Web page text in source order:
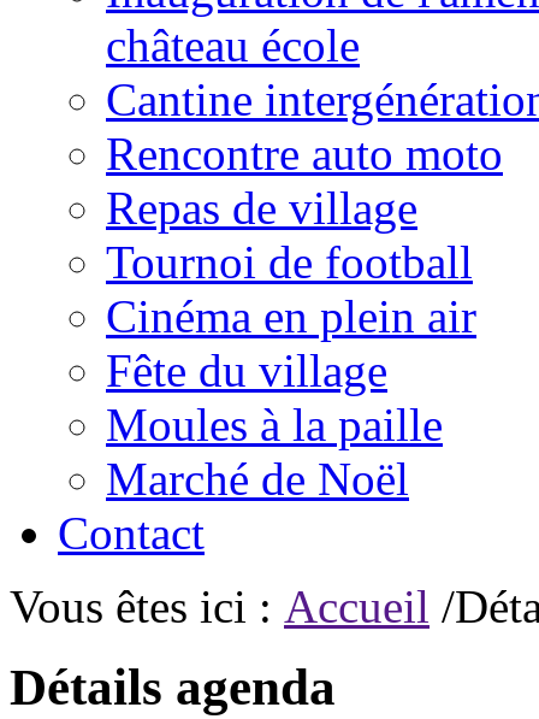
château école
Cantine
Rencontre auto moto
Repas de village
Tournoi de football
Cinéma en plein air
Fête du village
Moules à la paille
Marché de Noël
Contact
Vous êtes ici : Accueil /
Détails agenda